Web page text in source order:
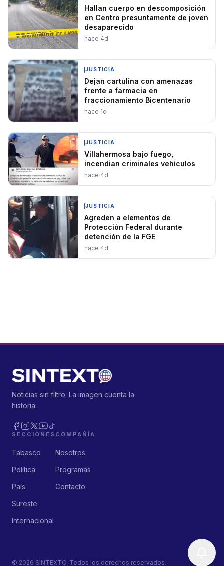
Hallan cuerpo en descomposición
en Centro presuntamente de joven
desaparecido
hace 4d
JUSTICIA
Dejan cartulina con amenazas
frente a farmacia en
fraccionamiento Bicentenario
hace 1d
JUSTICIA
Villahermosa bajo fuego,
incendian criminales vehículos
hace 4d
JUSTICIA
Agreden a elementos de
Protección Federal durante
detención de la FGE
hace 4d
Noticias sin filtro. La imagen cuenta la
historia.
SECCIONES
Tabasco
Política
País
Sureste
Internacional
COMPAÑÍA
Nosotros
Programas
Contacto
© 2026 SINTEXTO. Todos los derechos reservados.